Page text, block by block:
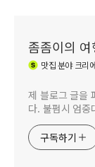
좀좀이의 여
맛집분야 크리
제 블로그 글을
다. 불펌시 엄중
구독하기